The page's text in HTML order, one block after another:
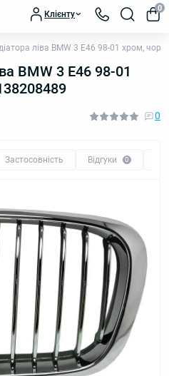
Клієнту
0
ліва BMW 3 E46 98-01 хром,
BMW 3 E46 98-01
0
Застосовність Відгуки 0